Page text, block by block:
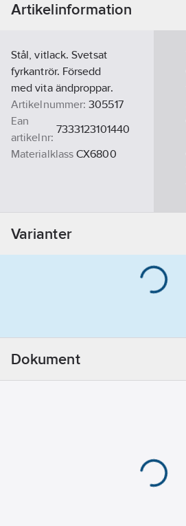
Artikelinformation
Stål, vitlack. Svetsat
fyrkantrör. Försedd
med vita ändproppar.
Artikelnummer: 305517
Ean
artikelnr:
7333123101440
Materialklass CX6800
Varianter
Dokument